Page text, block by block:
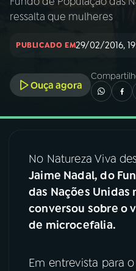
INÍCIO
A RÁDIO
03PROGRAMAÇÃO
04 PROGRAMAS
PODCASTS
ressalta que mulheres
PUBLICADO EM29/02/2016,
Ouça agora
No Natureza Viva
Jaime Nadal, do
das Nações Unidas
conversou sobre o
de microcefalia.
Em entrevista para